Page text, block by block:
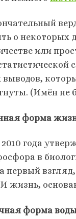
о некоторых
или
(Имён не
форма
2010 года
в
первый
И жизнь,
форма